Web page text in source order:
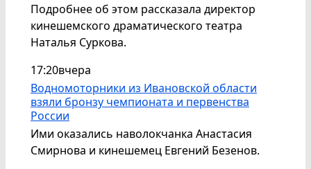
Подробнее об этом рассказала директор
кинешемского драматического театра
Наталья Суркова.
17:20вчера
Водномоторники из Ивановской области
взяли бронзу чемпионата и первенства
России
Ими оказались наволокчанка Анастасия
Смирнова и кинешемец Евгений Безенов.